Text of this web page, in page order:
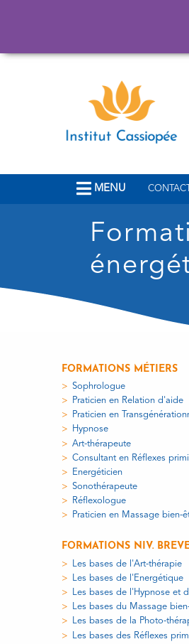
MENU CONTACT
FORMATIONS MÉTIERS
Sophrologue
Praticien en Relation d'aide
Praticien en
Hypnose
Art-thérapeute
Consultant en Réflexes
Energéticien
Sonothérapeute
Réflexologue
Praticien en Massage bien-
FORMATIONS NIV.
Les bases de l'Art-thérapie
Les bases de l'Energétique
Les bases de l'Hypnose et
Les bases du Massage
Les bases de la Photo-
Les bases des Réflexes